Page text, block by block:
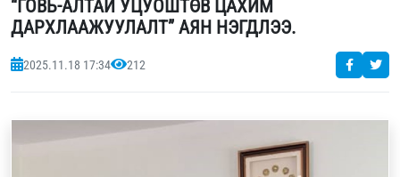
“ГОВЬ-АЛТАЙ УЦУОШТӨВ ЦАХИМ
ДАРХЛААЖУУЛАЛТ” АЯН НЭГДЛЭЭ.
2025.11.18 17:34 212